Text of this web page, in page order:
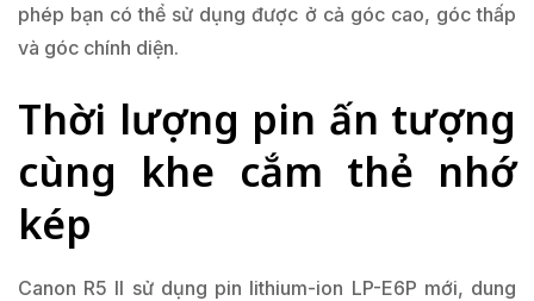
phép bạn có thể sử dụng được ở cả góc cao, góc thấp
và góc chính diện.
Thời lượng pin ấn tượng
cùng khe cắm thẻ nhớ
kép
Canon R5 II sử dụng pin lithium-ion LP-E6P mới, dung